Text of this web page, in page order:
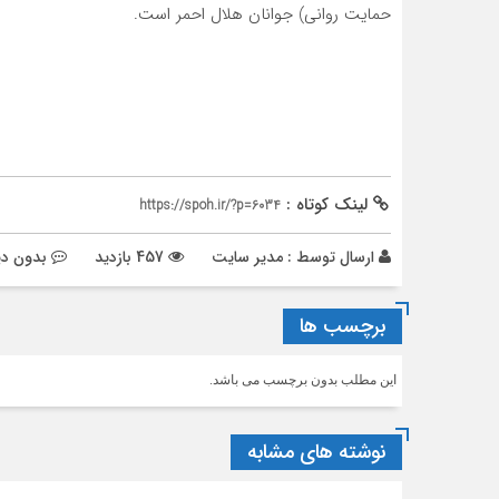
حمایت روانی) جوانان هلال احمر است.
لینک کوتاه : https://spoh.ir/?p=6034
ارسال توسط : مدیر سایت بدون
برچسب ها
این مطلب بدون برچسب می باشد.
نوشته های مشابه